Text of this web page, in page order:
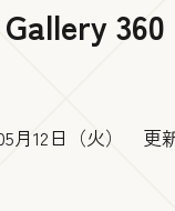
月12日（火） 更